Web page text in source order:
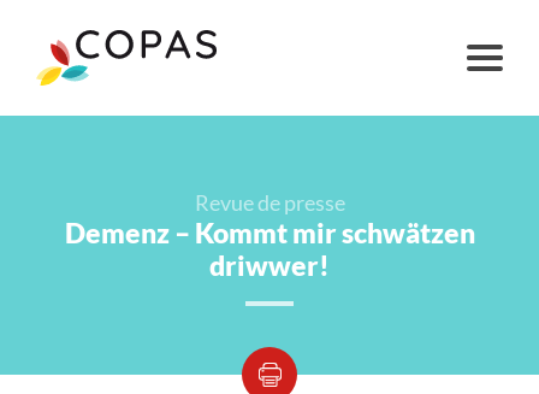
Revue de presse
Demenz – Kommt mir schwätzen
driwwer!